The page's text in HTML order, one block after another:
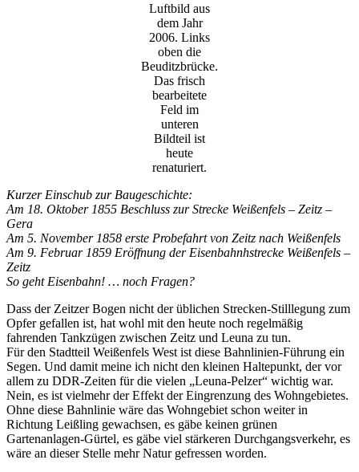
Luftbild aus
dem Jahr
2006. Links
oben die
Beuditzbrücke.
Das frisch
bearbeitete
Feld im
unteren
Bildteil ist
heute
renaturiert.
Kurzer Einschub zur Baugeschichte:
Am 18. Oktober 1855 Beschluss zur Strecke Weißenfels – Zeitz –
Gera
Am 5. November 1858 erste Probefahrt von Zeitz nach Weißenfels
Am 9. Februar 1859 Eröffnung der Eisenbahnhstrecke Weißenfels –
Zeitz
So geht Eisenbahn! … noch Fragen?
Dass der Zeitzer Bogen nicht der üblichen Strecken-Stilllegung zum
Opfer gefallen ist, hat wohl mit den heute noch regelmäßig
fahrenden Tankzügen zwischen Zeitz und Leuna zu tun.
Für den Stadtteil Weißenfels West ist diese Bahnlinien-Führung ein
Segen. Und damit meine ich nicht den kleinen Haltepunkt, der vor
allem zu DDR-Zeiten für die vielen „Leuna-Pelzer“ wichtig war.
Nein, es ist vielmehr der Effekt der Eingrenzung des Wohngebietes.
Ohne diese Bahnlinie wäre das Wohngebiet schon weiter in
Richtung Leißling gewachsen, es gäbe keinen grünen
Gartenanlagen-Gürtel, es gäbe viel stärkeren Durchgangsverkehr, es
wäre an dieser Stelle mehr Natur gefressen worden.